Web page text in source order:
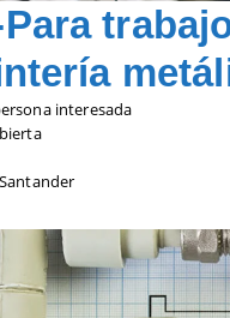
interesada